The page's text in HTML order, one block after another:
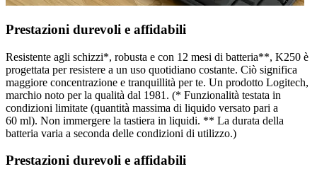
Prestazioni durevoli e affidabili
Resistente agli schizzi*, robusta e con 12 mesi di batteria**, K250 è
progettata per resistere a un uso quotidiano costante. Ciò significa
maggiore concentrazione e tranquillità per te. Un prodotto Logitech,
marchio noto per la qualità dal 1981. (* Funzionalità testata in
condizioni limitate (quantità massima di liquido versato pari a
60 ml). Non immergere la tastiera in liquidi. ** La durata della
batteria varia a seconda delle condizioni di utilizzo.)
Prestazioni durevoli e affidabili